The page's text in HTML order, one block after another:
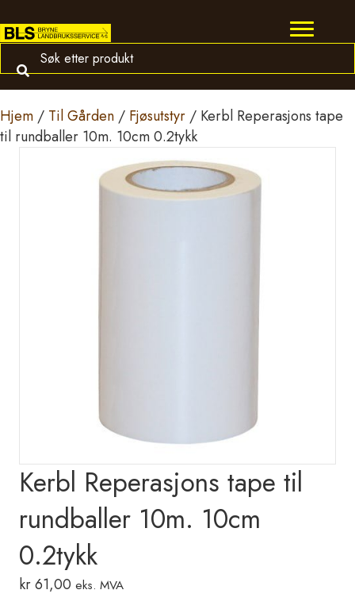
Hjem / Til Gården / Fjøsutstyr / Kerbl Reperasjons tape
til rundballer 10m. 10cm 0.2tykk
Kerbl Reperasjons tape til
rundballer 10m. 10cm
0.2tykk
kr61,00 eks. MVA